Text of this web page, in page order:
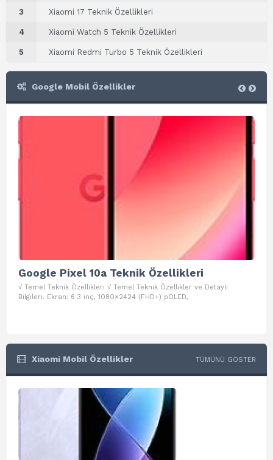
3 Xiaomi 17 Teknik Özellikleri
4 Xiaomi Watch 5 Teknik Özellikleri
5 Xiaomi Redmi Turbo 5 Teknik Özellikleri
Google Mobil Özellikler
Google Pixel 10a Teknik Özellikleri
√ Temel Teknik Özellikleri √ Temel Teknik Özellikler ve Detaylı
Bilgileri. Ekran: 6.3 inç, 1080×2424 (FHD+) pOLED,
Xiaomi Mobil Özellikler TÜMÜNÜ GÖSTER